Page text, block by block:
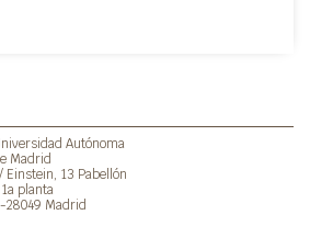
Autónoma
Madrid
Einstein, 13 Pabellón
1a planta
28049 Madrid